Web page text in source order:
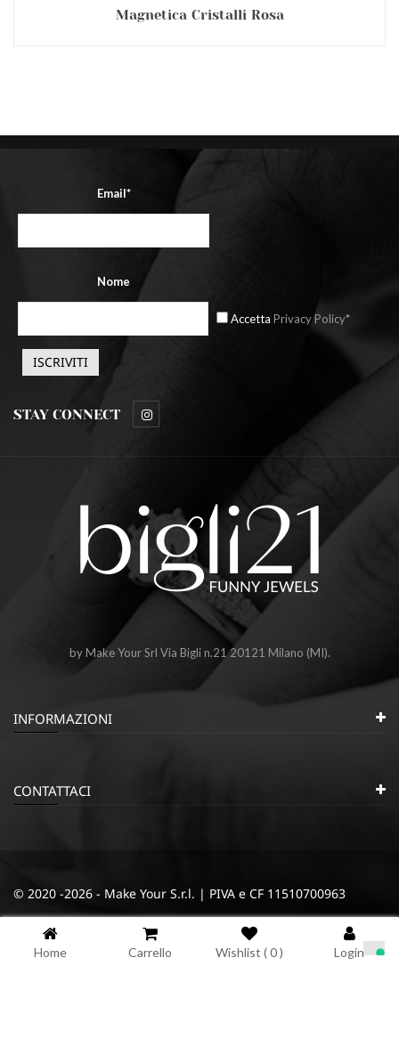
Magnetica Cristalli Rosa
Email*
Nome
Accetta Privacy Policy*
STAY CONNECT
by Make Your Srl Via Bigli n.21 20121 Milano (MI).
INFORMAZIONI
CONTATTACI
© 2020 -2026 - Make Your S.r.l. | PIVA e CF 11510700963
Privacy e Cookie Policy Termini e condizioni |Cookie
Home Carrello Wishlist (0) Login